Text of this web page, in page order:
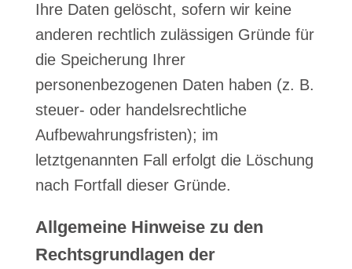
Ihre Daten gelöscht, sofern wir keine
anderen rechtlich zulässigen Gründe für
die Speicherung Ihrer
personenbezogenen Daten haben (z. B.
steuer- oder handelsrechtliche
Aufbewahrungsfristen); im
letztgenannten Fall erfolgt die Löschung
nach Fortfall dieser Gründe.
Allgemeine Hinweise zu den
Rechtsgrundlagen der